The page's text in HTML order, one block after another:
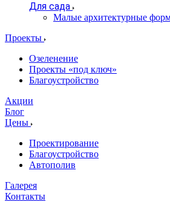
Для сада
Малые архитектурные
Проекты
Озеленение
Проекты «под ключ»
Благоустройство
Акции
Блог
Цены
Проектирование
Благоустройство
Автополив
Галерея
Контакты